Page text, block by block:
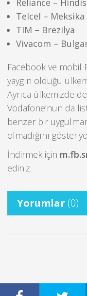
Reliance –
Telcel – Meksika
TIM – Brezilya
Vivacom –
Facebook ve mobil
yaygın olduğu
Ayrıca ülkemizde
Vodafone’nun da
benzer bir
olmadığını
İndirmek için
ediniz.
Yorumlar (0)